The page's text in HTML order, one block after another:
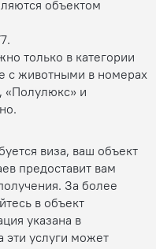
объектом
только в категории
с животными в номерах
«Полулюкс» и
виза, ваш объект
предоставит вам
За более
в объект
указана в
эти услуги может